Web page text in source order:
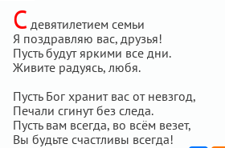
С девятилетием семьи
Я поздравляю вас, друзья!
Пусть будут яркими все дни.
Живите радуясь, любя.
Пусть Бог хранит вас от невзгод,
Печали сгинут без следа.
Пусть вам всегда, во всём везет,
Вы будьте счастливы всегда!